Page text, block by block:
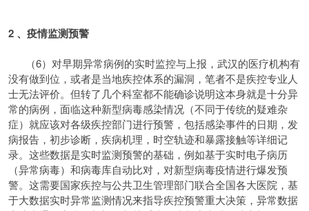
2 、疫情监测预警
（6）对早期异常病例的实时监控与上报，武汉的医疗机构有
没有做到位，或者是当地疾控体系的漏洞，笔者不是疾控专业人
士无法评价。但转了几个科室都不能确诊说明这本身就是十分异
常的病例，面临这种新型病毒感染情况（不同于传统的疑难杂
症）就应该对各级疾控部门进行预警，包括感染事件的日期，发
病报告，初步诊断，疾病机理，时空轨迹和暴露接触等详细记
录。这些数据是实时监测预警的基础，例如基于实时电子病历
（异常病毒）和病毒库自动比对，对新型病毒疫情进行爆发预
警。这需要国家疾控与公共卫生管理部门联合全国各大医院，基
于大数据实时异常监测情况来指导疾控预警重大决策，异常数据